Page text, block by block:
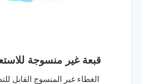
قبعة غير منسوجة
الغطاء غير المنسوج